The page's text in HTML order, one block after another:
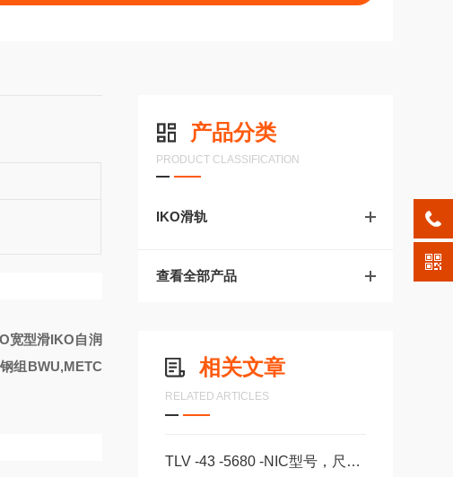
产品分类
PRODUCT CLASSIFICATION
IKO滑轨
查看全部产品
相关文章
RELATED ARTICLES
TLV -43 -5680 -NIC型号，尺寸，长度CS -28 -100 -2RS -B -NIC 。
宽型滑IKO自润
组BWU,METC